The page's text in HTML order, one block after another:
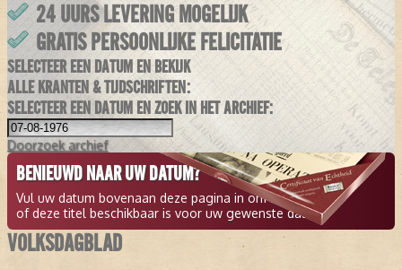
24 UURS LEVERING MOGELIJK
GRATIS PERSOONLIJKE FELICITATIE
SELECTEER EEN DATUM EN BEKIJK
ALLE KRANTEN & TIJDSCHRIFTEN:
SELECTEER EEN DATUM EN ZOEK IN HET ARCHIEF:
Doorzoek archief
BENIEUWD NAAR UW DATUM?
Vul uw datum bovenaan deze pagina in om te zien
of deze titel beschikbaar is voor uw gewenste datum.
VOLKSDAGBLAD